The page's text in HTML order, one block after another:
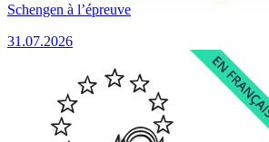
Schengen à l’épreuve
31.07.2026